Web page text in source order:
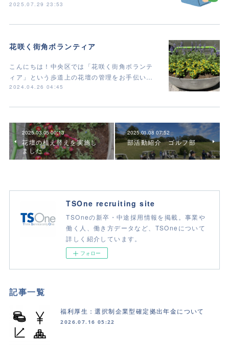
2025.07.29 23:53
花咲く街角ボランティア
こんにちは！中央区では「花咲く街角ボランテ
ィア」という歩道上の花壇の管理をお手伝い…
2024.04.26 04:45
2025.03.05 00:13
花壇の植え替えを実施し
ました
2025.01.08 07:52
部活動紹介 ゴルフ部
TSOne recruiting site
TSOneの新卒・中途採用情報を掲載。事業や
働く人、働き方データなど、TSOneについて
詳しく紹介しています。
フォロー
記事一覧
福利厚生：選択制企業型確定拠出年金について
2026.07.16 05:22